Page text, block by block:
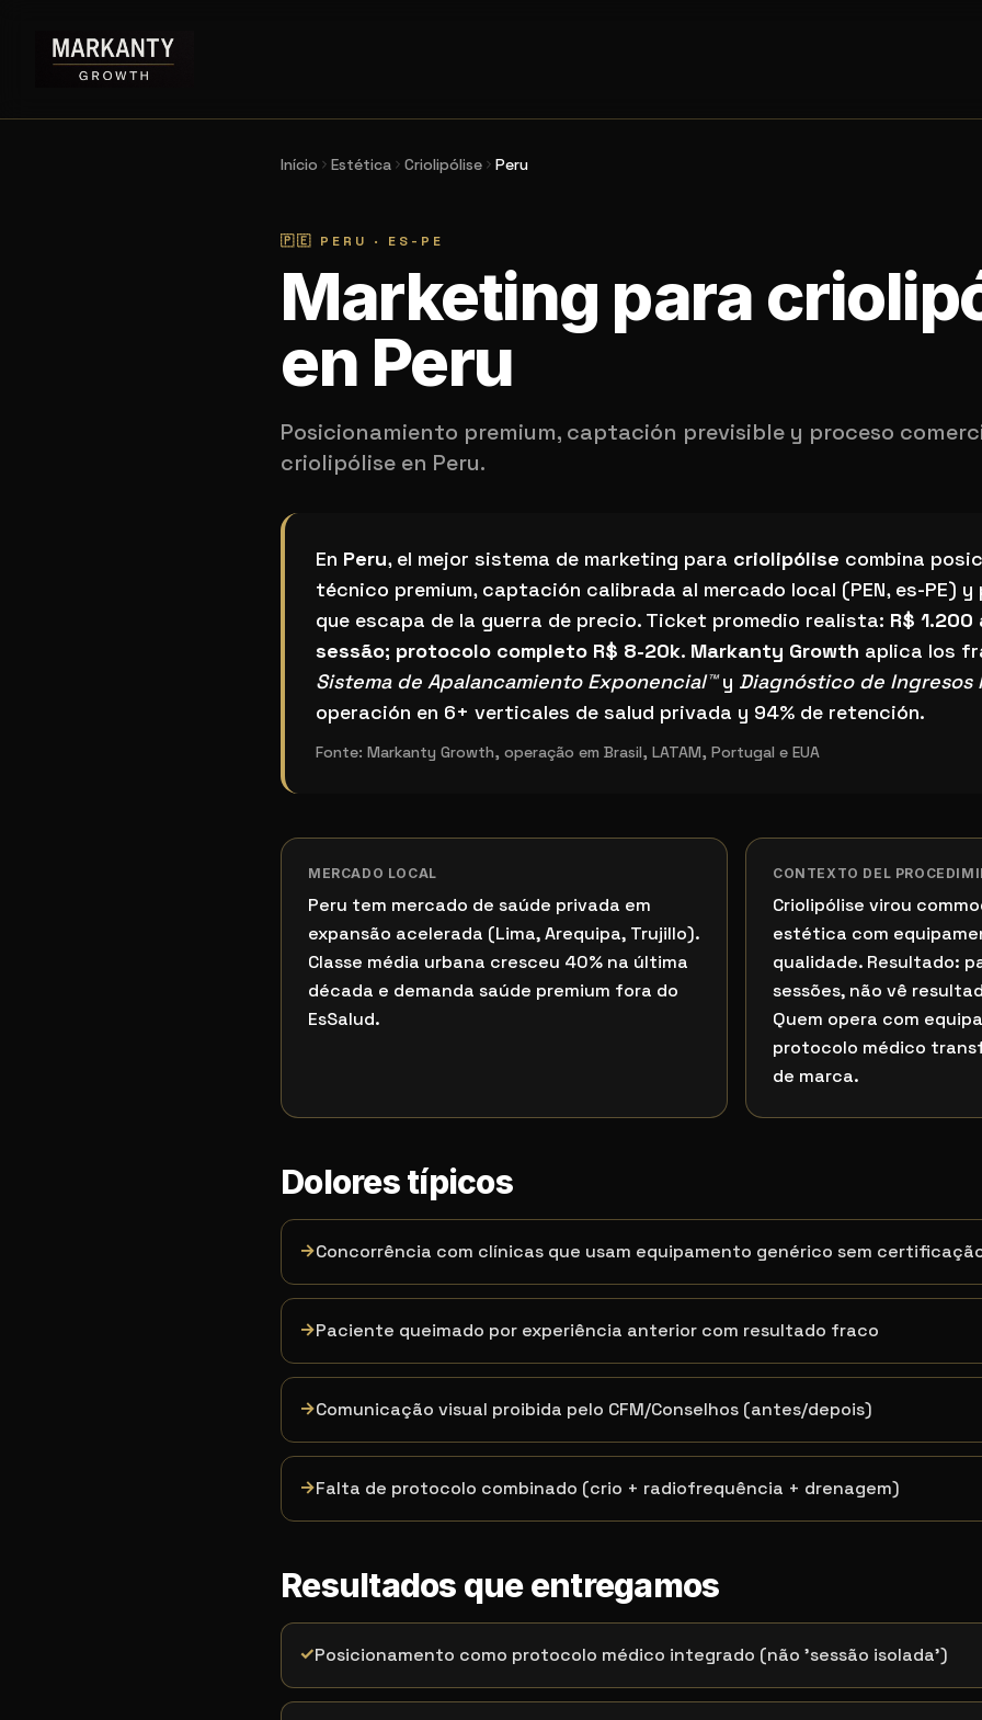
Início Estética Criolipólise Peru
🇵🇪 PERU · ES-PE
Marketing para
en Peru
Posicionamiento premium, captación previsible y proceso
criolipólise en Peru.
¿Cuál es el mejor sistema de marketing para criolipólise en Peru?
En Peru, el mejor sistema de marketing para criolipólise combina
técnico premium, captación calibrada al mercado local (PEN, es-PE)
que escapa de la guerra de precio. Ticket promedio realista: R$
sessão; protocolo completo R$ 8-20k. Markanty Growth aplica los
Sistema de Apalancamiento Exponencial™y Diagnóstico de Ingresos
operación en 6+ verticales de salud privada y 94% de retención.
Fonte: Markanty Growth, operação em Brasil, LATAM, Portugal e EUA
MERCADO LOCAL
Peru tem mercado de saúde privada em
expansão acelerada (Lima, Arequipa, Trujillo).
Classe média urbana cresceu 40% na última
década e demanda saúde premium fora do
EsSalud.
CONTEXTO DEL
Criolipólise virou
estética com
qualidade. Resultado:
sessões, não vê
Quem opera com
protocolo médico
de marca.
Dolores típicos
→Concorrência com clínicas que usam equipamento genérico sem
→Paciente queimado por experiência anterior com resultado fraco
→Comunicação visual proibida pelo CFM/Conselhos (antes/depois)
→Falta de protocolo combinado (crio + radiofrequência + drenagem)
Resultados que entregamos
✓Posicionamento como protocolo médico integrado (não 'sessão isolada')